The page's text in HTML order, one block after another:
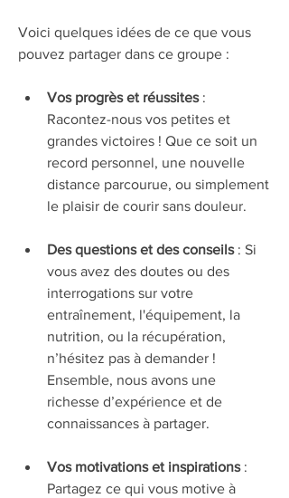
Voici quelques idées de ce que vous
pouvez partager dans ce groupe :
Vos progrès et réussites :
Racontez-nous vos petites et
grandes victoires ! Que ce soit un
record personnel, une nouvelle
distance parcourue, ou simplement
le plaisir de courir sans douleur.
Des questions et des conseils : Si
vous avez des doutes ou des
interrogations sur votre
entraînement, l'équipement, la
nutrition, ou la récupération,
n’hésitez pas à demander !
Ensemble, nous avons une
richesse d’expérience et de
connaissances à partager.
Vos motivations et inspirations :
Partagez ce qui vous motive à